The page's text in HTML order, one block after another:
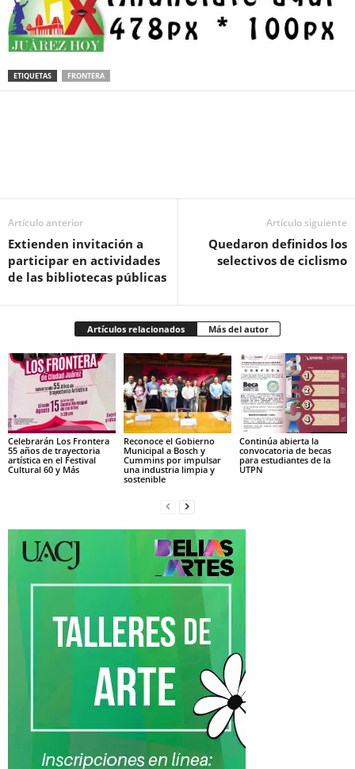
ETIQUETAS FRONTERA
Artículo anterior
Extienden invitación a
participar en actividades
de las bibliotecas públicas
Artículo siguiente
Quedaron definidos los
selectivos de ciclismo
Artículos relacionados Más del autor
Celebrarán Los Frontera
55 años de trayectoria
artística en el Festival
Cultural 60 y Más
Reconoce el Gobierno
Municipal a Bosch y
Cummins por impulsar
una industria limpia y
sostenible
Continúa abierta la
convocatoria de becas
para estudiantes de la
UTPN